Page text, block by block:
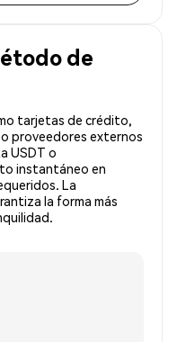
de
tarjetas de crédito,
proveedores externos
USDT o
instantáneo en
La
la forma más